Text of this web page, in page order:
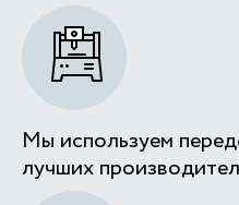
Мы используем
лучших